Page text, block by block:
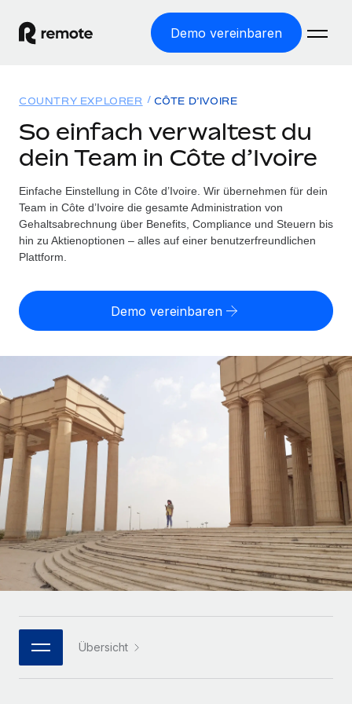
Demo vereinbaren
WELTWEITE BESCHÄFTIGUNG
Globale Payroll
Einfache, rechtssicher Payroll
Employer of Record
Weltweites Wachstum ohne Kosten für Niederlassungen
Contractor of Record
Rechtssichere, weltweite Arbeit mit Freelancer:innen
Globales Onboarding und Verwalten von
Freelancer:innen
PEO
Auslagern von komplexen HR-Aufgaben
INFRASTRUKTUR
Remote Embedded
Nahtlose Integration der HR in bestehende Abläufe
Plattform
Integrierte HR-Kernfunktionen für dein Team
MCP
Integrationen
Lösungen
WELTWEITE ABDECKUNG
Country Explorer
Länderspezifische Unterstützung bei der Einstellung
Einfache Einstellung in allen US-Bundesstaaten
WACHSTUMSPHASE
Startups
Agile HR- und Payroll-Lösungen für wachsende
Unternehmen
Mittelstand
Maßgeschneiderte HR-Lösungen, um Teams zu
vergrößern
Enterprise
Globale HR für Konzerne und Großunternehmen
PARTNER WERDEN
Flexible Einbettung von Global-HR-Funktionen in deine
Ressourcen
TOOLS UND RECHNER
Scheinselbstständigkeitsrisiko berechnen
Personalkostenrechner
Honorarzahlungen berechnen
Informationen zu möglichen Währungen und
Abwicklungsfristen für globale Freelancer:innen
LERNEN MIT REMOTE
Forschung und Leitfäden
Fallstudien
HR-Glossar
Bibliothek für Stellenbeschreibungen
Webinare
Preise
Nederlands
Français
Deutsch
Español
Italiano
Português (Portugal)
한국어
COUNTRY EXPLORER CÔTE D’IVOIRE
So einfach verwaltest du
dein Team in Côte d’Ivoire
Einfache Einstellung in Côte d’Ivoire. Wir übernehmen für dein
Team in Côte d’Ivoire die gesamte Administration von
Gehaltsabrechnung über Benefits, Compliance und Steuern bis
hin zu Aktienoptionen – alles auf einer benutzerfreundlichen
Plattform.
Demo vereinbaren
Übersicht